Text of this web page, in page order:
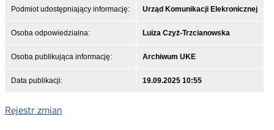
Podmiot udostępniający informację: Urząd Komunikacji Elekronicznej
Osoba odpowiedzialna: Luiza Czyż-Trzcianowska
Osoba publikująca informację: Archiwum UKE
Data publikacji: 19.09.2025 10:55
Rejestr zmian